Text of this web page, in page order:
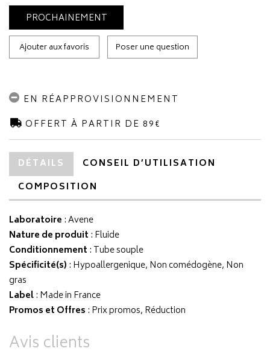
PROCHAINEMENT
Ajouter aux favoris Poser une question
EN RÉAPPROVISIONNEMENT
OFFERT À PARTIR DE 89€
DÉTAILS
CONSEIL D’UTILISATION
COMPOSITION
Laboratoire :Avene
Nature de produit : Fluide
Conditionnement : Tube souple
Spécificité(s) : Hypoallergenique, Non comédogène, Non
gras
Label: Made in France
Promos et Offres : Prix promos, Réduction
Avis clients